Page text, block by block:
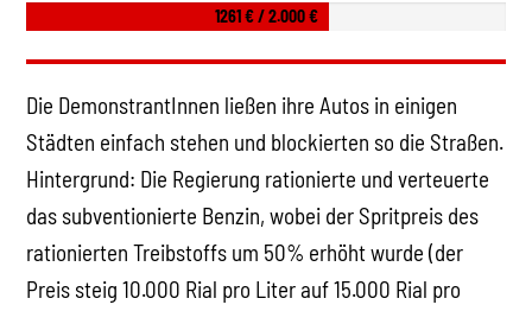
1261 € / 2.000 €
Die DemonstrantInnen ließen ihre Autos in einigen
Städten einfach stehen und blockierten so die Straßen.
Hintergrund: Die Regierung rationierte und verteuerte
das subventionierte Benzin, wobei der Spritpreis des
rationierten Treibstoffs um 50% erhöht wurde (der
Preis steig 10.000 Rial pro Liter auf 15.000 Rial pro